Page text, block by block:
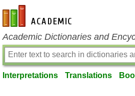
en-academic.com
Academic Dictionaries and
Interpretations Translations